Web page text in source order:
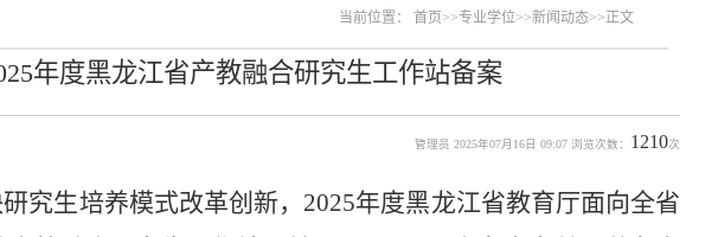
当前位置： 首页 >>专业学位>>新闻动态>>正文
年度黑龙江省产教融合研究生工作站备案
管理员 2025年07月16日 09:07 浏览次数： 1210次
究生培养模式改革创新，2025年度黑龙江省教育厅面向全省